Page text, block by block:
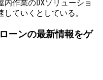
作業のDXソリューショ
ていくとしている。
ーンの最新情報をゲ